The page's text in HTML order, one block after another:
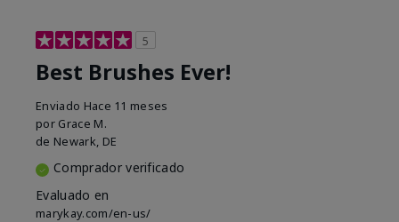
5
Best Brushes Ever!
Enviado Hace 11 meses
por Grace M.
de Newark, DE
Comprador verificado
Evaluado en
marykay.com/en-us/